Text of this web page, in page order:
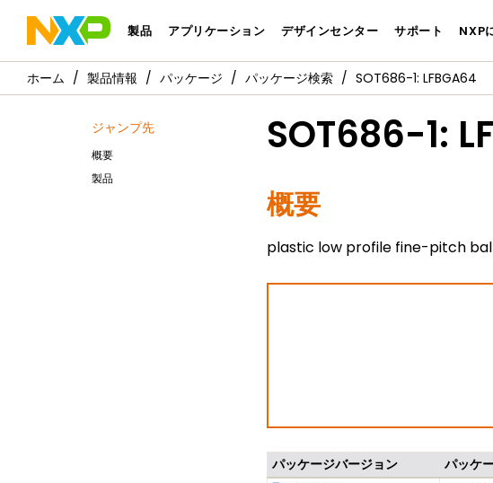
製品 アプリケーション デザインセンター サポート NXP
製品情報 パッケージ パッケージ検索 SOT686-1: LFBGA64
ジャンプ先
概要
製品
SOT686-1:
概要
plastic low profile fine-pitch
パッケージバージョン パッケ